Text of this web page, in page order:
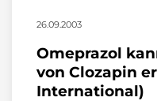
26.09.2003
Omeprazol
von Clozapin
International)